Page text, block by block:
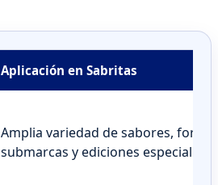
Aplicación en Sabritas
Amplia variedad de sabores,
submarcas y ediciones especiales.